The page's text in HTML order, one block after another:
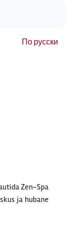
По русски